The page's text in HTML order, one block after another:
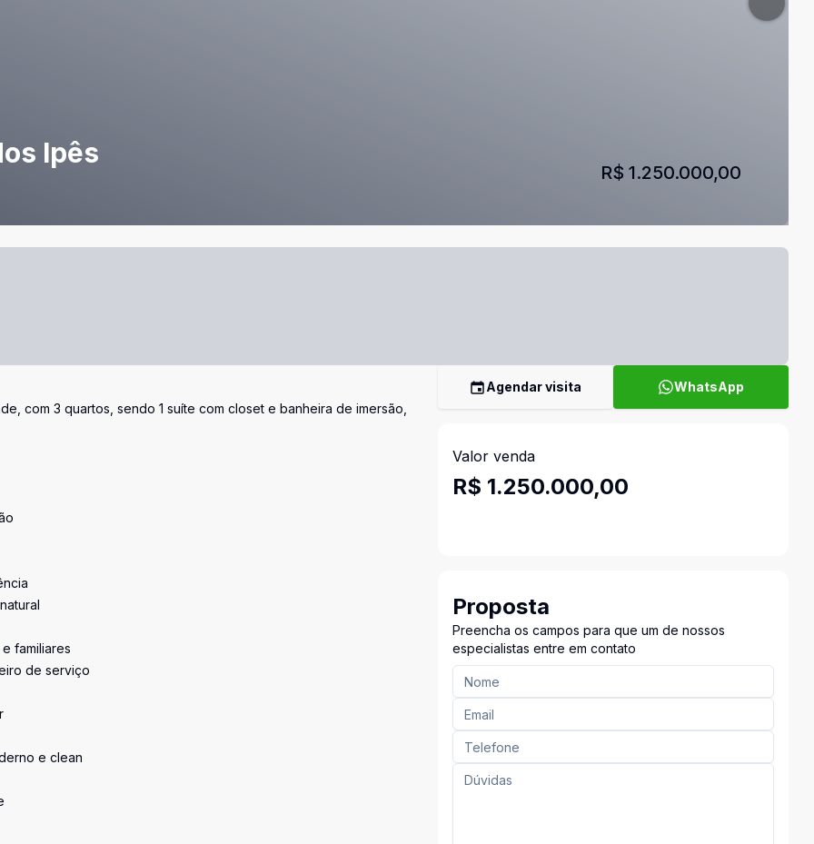
Ipês
R$ 1.250.000,00
com 3 quartos, sendo 1 suíte com closet e banheira de imersão,
familiares
de serviço
e clean
Agendar visita WhatsApp
Valor venda
R$ 1.250.000,00
Proposta
Preencha os campos para que um de nossos
especialistas entre em contato